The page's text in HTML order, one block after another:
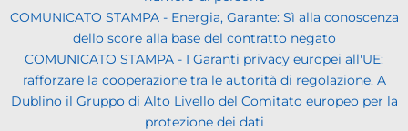
COMUNICATO STAMPA - Energia, Garante: Sì alla conoscenza
dello score alla base del contratto negato
COMUNICATO STAMPA - I Garanti privacy europei all'UE:
rafforzare la cooperazione tra le autorità di regolazione. A
Dublino il Gruppo di Alto Livello del Comitato europeo per la
protezione dei dati